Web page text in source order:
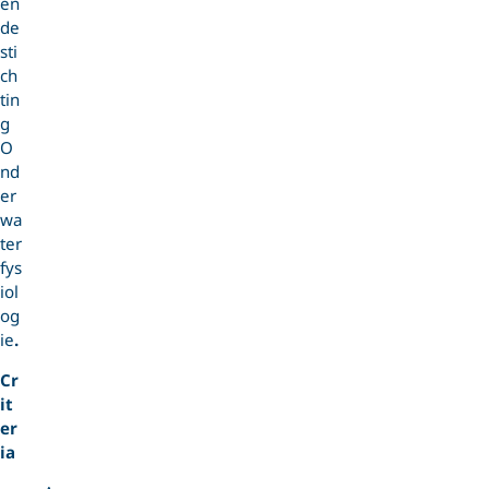
de
sti
ch
tin
g
O
nd
er
wa
ter
fys
iol
og
ie.
Cr
it
er
ia